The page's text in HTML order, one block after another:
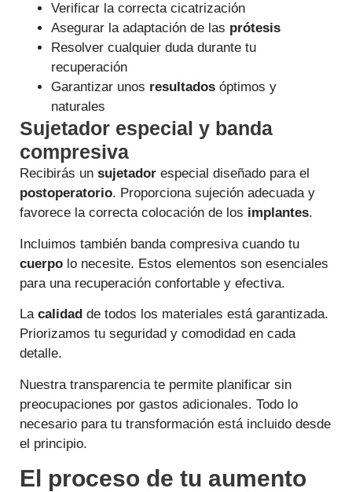
Verificar la correcta cicatrización
Asegurar la adaptación de las prótesis
Resolver cualquier duda durante tu
recuperación
Garantizar unos resultados óptimos y
naturales
Sujetador especial y banda
compresiva
Recibirás un sujetador especial diseñado para el
postoperatorio. Proporciona sujeción adecuada y
favorece la correcta colocación de los implantes.
Incluimos también banda compresiva cuando tu
cuerpo lo necesite. Estos elementos son esenciales
para una recuperación confortable y efectiva.
La calidad de todos los materiales está garantizada.
Priorizamos tu seguridad y comodidad en cada
detalle.
Nuestra transparencia te permite planificar sin
preocupaciones por gastos adicionales. Todo lo
necesario para tu transformación está incluido desde
el principio.
El proceso de tu aumento